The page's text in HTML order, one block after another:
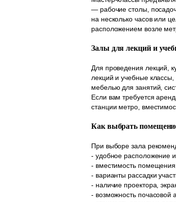
— рабочие столы,
на несколько часов или
расположением возле
Залы для лекций и
Для проведения лекций,
лекций и учебные
мебелью для занятий,
Если вам требуется
станции метро,
Как выбрать
При выборе зала
- удобное расположение
- вместимость
- варианты рассадки
- наличие проектора,
- возможность почасовой